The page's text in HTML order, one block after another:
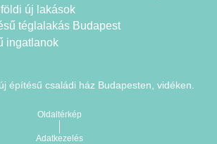
új lakások
téglalakás Budapest
ingatlanok
építésű családi ház Budapesten, vidéken.
Oldaltérkép
Adatkezelés